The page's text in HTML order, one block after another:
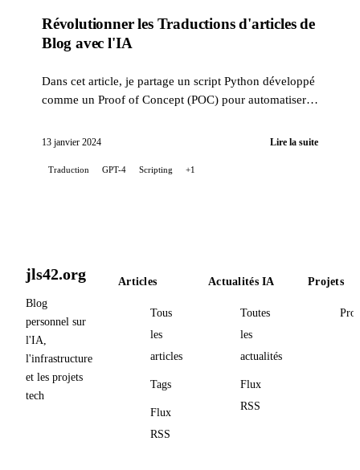
Révolutionner les Traductions d'articles de
Blog avec l'IA
Dans cet article, je partage un script Python développé
comme un Proof of Concept (POC) pour automatiser la
13 janvier 2024 Lire la suite
Traduction GPT-4 Scripting +1
jls42.org
Blog
personnel sur
l'IA,
l'infrastructure
et les projets
tech
Articles
Tous
les
articles
Tags
Flux
RSS
Actualités IA
Toutes
les
actualités
Flux
RSS
Projets